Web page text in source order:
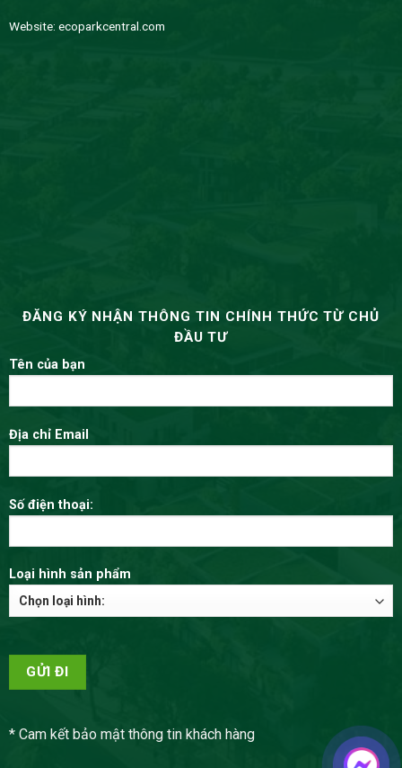
Website: ecoparkcentral.com
ĐĂNG KÝ NHẬN THÔNG TIN CHÍNH THỨC TỪ CHỦ
ĐẦU TƯ
Tên của bạn
Địa chỉ Email
Số điện thoại:
Loại hình sản phẩm
* Cam kết bảo mật thông tin khách hàng